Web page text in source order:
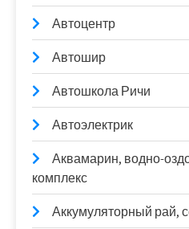
Автоцентр
Автошир
Автошкола Ричи
Автоэлектрик
Аквамарин, водно-
комплекс
Аккумуляторный рай,